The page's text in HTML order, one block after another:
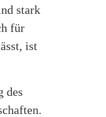
stark
für
ist
des